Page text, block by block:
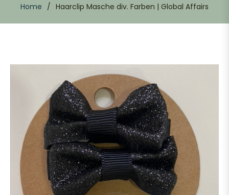
Home / Haarclip Masche div. Farben | Global Affairs